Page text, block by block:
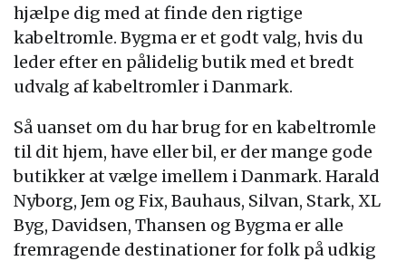
hjælpe dig med at finde den rigtige
kabeltromle. Bygma er et godt valg, hvis du
leder efter en pålidelig butik med et bredt
udvalg af kabeltromler i Danmark.
Så uanset om du har brug for en kabeltromle
til dit hjem, have eller bil, er der mange gode
butikker at vælge imellem i Danmark. Harald
Nyborg, Jem og Fix, Bauhaus, Silvan, Stark, XL
Byg, Davidsen, Thansen og Bygma er alle
fremragende destinationer for folk på udkig